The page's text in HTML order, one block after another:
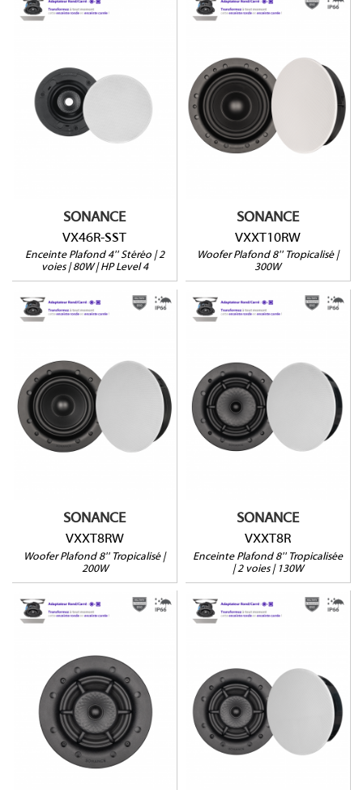
SONANCE
VX46R-SST
Enceinte Plafond 4'' Stéréo | 2
voies | 80W | HP Level 4
Enceinte stéréo
Montage 1 ou 2 étapes
Grille ronde ou carrée
SONANCE
VXXT10RW
Woofer Plafond 8'' Tropicalisé |
300W
VXXT10RW
Tropicalisé (IP-66)
Profondeur : 171mm
SONANCE
VXXT8RW
Woofer Plafond 8'' Tropicalisé |
200W
VXXT8RW
Tropicalisé (IP-66)
Profondeur : 137mm
SONANCE
VXXT8R
Enceinte Plafond 8'' Tropicalisée
| 2 voies | 130W
VXXT8R
Tropicalisée (IP-66)
Profondeur : 96mm
VXXT6R-SST
Tropicalisée (IP-66)
Profondeur : 92mm
(129mm avec retrofit)
Vendue à l'unité
Tropicalisée (IP-66)
Profondeur : 92mm
(129mm avec retrofit)